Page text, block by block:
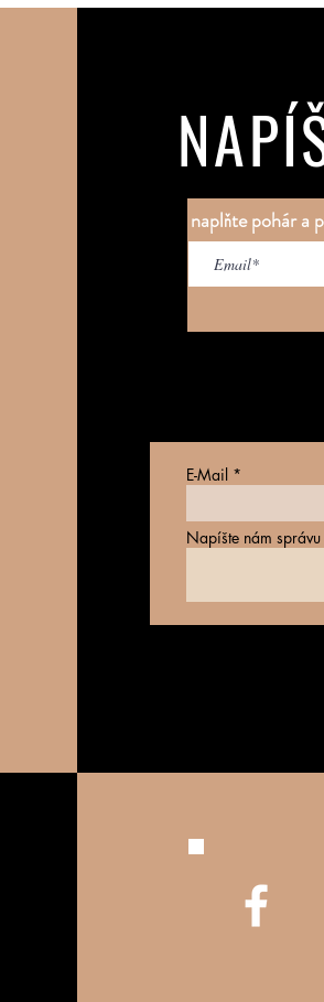
naplňte pohár a
E-Mail
Napíšte nám správu